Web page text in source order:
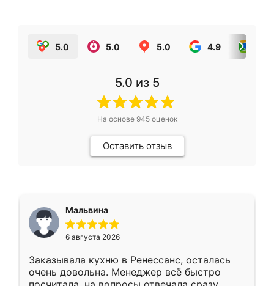
5.0 5.0 5.0 4.9
5.0 из 5
На основе 945оценок
Оставить отзыв
Мальвина
6 августа 2026
Заказывала кухню в Ренессанс, осталась
очень довольна. Менеджер всё быстро